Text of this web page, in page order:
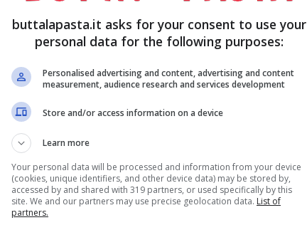
tagliati e pezzetti in una pentola con dell’
mezza.
il sedanoe create un trito; soffriggetelo nell’olio
il tutto con ilbrodo
ed aggiustate disalee pepe.
minuti; a fine cottura aggiungete un trito di
buttalapasta.it asks for your consent to use your
personal data for the following purposes:
Personalised advertising and content, advertising and content
measurement, audience research and services development
Store and/or access information on a device
Learn more
Your personal data will be processed and information from your device
(cookies, unique identifiers, and other device data) may be stored by,
accessed by and shared with 319 partners, or used specifically by this
site. We and our partners may use precise geolocation data. List of
partners.